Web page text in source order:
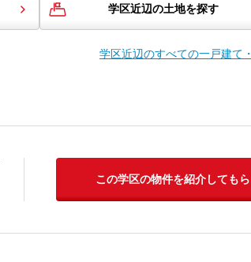
学区近辺の土地を探す
学区近辺のすべての一戸建て
この学区の物件を紹介しても